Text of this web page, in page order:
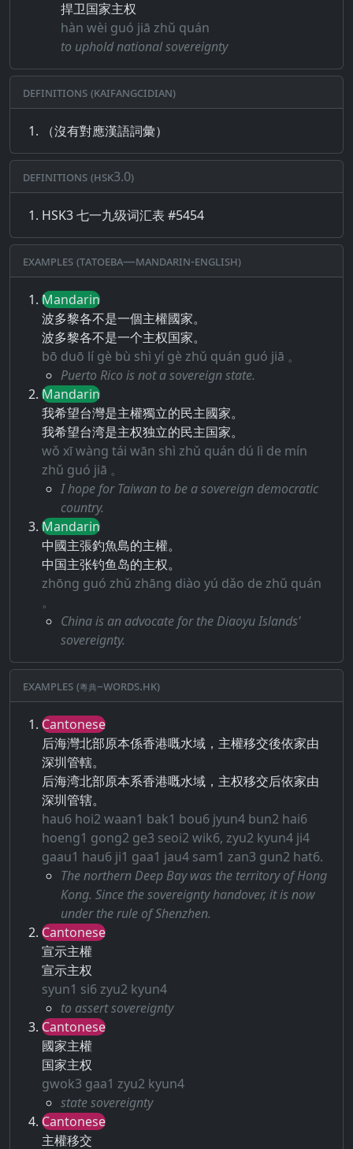
捍卫国家主权
hàn wèi guó jiā zhǔ quán
to uphold national sovereignty
Definitions (Kaifangcidian)
（沒有對應漢語詞彙）
Definitions (HSK3.0)
HSK3 七一九级词汇表 #5454
Examples (Tatoeba—Mandarin-English)
Mandarin
波多黎各不是一個主權國家。
波多黎各不是一个主权国家。
bō duō lí gè bù shì yí gè zhǔ quán guó jiā 。
Puerto Rico is not a sovereign state.
Mandarin
我希望台灣是主權獨立的民主國家。
我希望台湾是主权独立的民主国家。
wǒ xī wàng tái wān shì zhǔ quán dú lì de mín
zhǔ guó jiā 。
I hope for Taiwan to be a sovereign democratic
country.
Mandarin
中國主張釣魚島的主權。
中国主张钓鱼岛的主权。
zhōng guó zhǔ zhāng diào yú dǎo de zhǔ quán
。
China is an advocate for the Diaoyu Islands'
sovereignty.
Examples (粵典–words.hk)
Cantonese
后海灣北部原本係香港嘅水域，主權移交後依家由
深圳管轄。
后海湾北部原本系香港嘅水域，主权移交后依家由
深圳管辖。
hau6 hoi2 waan1 bak1 bou6 jyun4 bun2 hai6
hoeng1 gong2 ge3 seoi2 wik6, zyu2 kyun4 ji4
gaau1 hau6 ji1 gaa1 jau4 sam1 zan3 gun2 hat6.
The northern Deep Bay was the territory of Hong
Kong. Since the sovereignty handover, it is now
under the rule of Shenzhen.
Cantonese
宣示主權
宣示主权
syun1 si6 zyu2 kyun4
to assert sovereignty
Cantonese
國家主權
国家主权
gwok3 gaa1 zyu2 kyun4
state sovereignty
Cantonese
主權移交